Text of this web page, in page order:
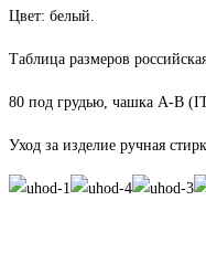
Цвет: белый.
Таблица размеров
80 под грудью, чашка А-В
Уход за изделие ручная